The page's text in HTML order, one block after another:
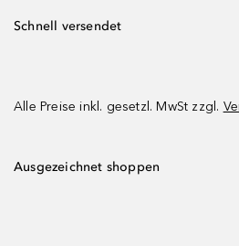
Schnell versendet
Alle Preise inkl. gesetzl. MwSt zzgl.
Ausgezeichnet shoppen